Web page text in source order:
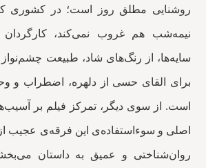
روشنایی مطلق روز است؛ در کشوری
نیمه‌شب هم غروب نمی‌کند،
سایه‌ها، از رنگ‌های شاد، طبیعت چشم‌نواز
برای القای حسی از دلهره، اضطراب و
است. از سوی دیگر، تمرکز فیلم بر
اصلی و سوءاستفاده‌ی این فرقه‌ی عجیب
روان‌شناختی و عمیق به داستان